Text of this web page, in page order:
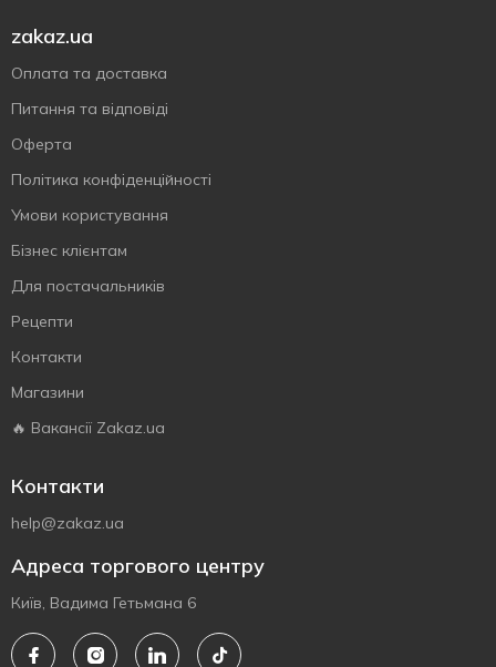
zakaz.ua
Оплата та доставка
Питання та відповіді
Оферта
Політика конфіденційності
Умови користування
Бізнес клієнтам
Для постачальників
Рецепти
Контакти
Магазини
🔥 Вакансії Zakaz.ua
Контакти
help@zakaz.ua
Адреса торгового центру
Київ, Вадима Гетьмана 6